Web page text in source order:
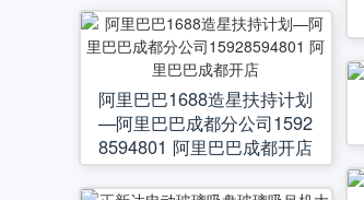
阿里巴巴1688造星扶持计划
—阿里巴巴成都分公司1592
8594801 阿里巴巴成都开店